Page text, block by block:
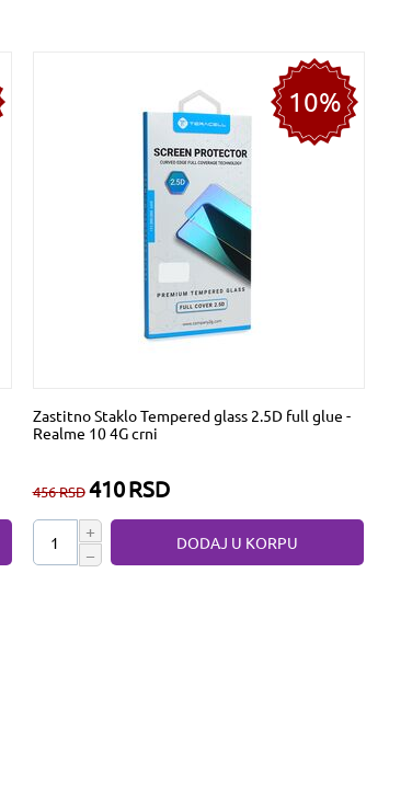
10%
Zastitno Staklo Tempered glass 2.5D full glue -
Realme 10 4G crni
456RSD 410RSD
+
−
DODAJ U KORPU